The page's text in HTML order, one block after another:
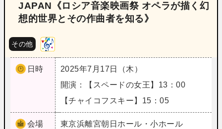
JAPAN《ロシア音楽映画祭 オペラが描く幻
想的世界とその作曲者を知る》
その他
日時
2025年7月17日（木）
開演：【スペードの女王】13：00
【チャイコフスキー】15：05
会場 東京浜離宮朝日ホール・小ホール